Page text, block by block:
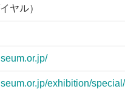
ヤル）
exhibition/